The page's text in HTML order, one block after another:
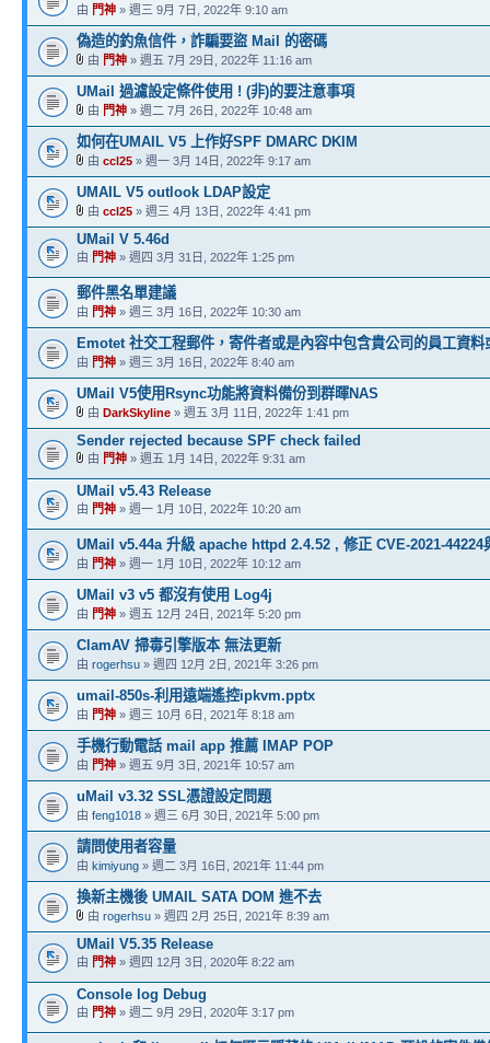
由 門神 » 週三 9月 7日, 2022年 9:10 am
偽造的釣魚信件，詐騙要盜 Mail 的密碼
由 門神 » 週五 7月 29日, 2022年 11:16 am
UMail 過濾設定條件使用 ! (非)的要注意事項
由 門神 » 週二 7月 26日, 2022年 10:48 am
如何在UMAIL V5 上作好SPF DMARC DKIM
由 ccl25 » 週一 3月 14日, 2022年 9:17 am
UMAIL V5 outlook LDAP設定
由 ccl25 » 週三 4月 13日, 2022年 4:41 pm
UMail V 5.46d
由 門神 » 週四 3月 31日, 2022年 1:25 pm
郵件黑名單建議
由 門神 » 週三 3月 16日, 2022年 10:30 am
Emotet 社交工程郵件，寄件者或是內容中包含貴公司的員工資料
由 門神 » 週三 3月 16日, 2022年 8:40 am
UMail V5使用Rsync功能將資料備份到群暉NAS
由 DarkSkyline » 週五 3月 11日, 2022年 1:41 pm
Sender rejected because SPF check failed
由 門神 » 週五 1月 14日, 2022年 9:31 am
UMail v5.43 Release
由 門神 » 週一 1月 10日, 2022年 10:20 am
UMail v5.44a 升級 apache httpd 2.4.52 , 修正 CVE-2021-44224
由 門神 » 週一 1月 10日, 2022年 10:12 am
UMail v3 v5 都沒有使用 Log4j
由 門神 » 週五 12月 24日, 2021年 5:20 pm
ClamAV 掃毒引擎版本 無法更新
由 rogerhsu » 週四 12月 2日, 2021年 3:26 pm
umail-850s-利用遠端遙控ipkvm.pptx
由 門神 » 週三 10月 6日, 2021年 8:18 am
手機行動電話 mail app 推薦 IMAP POP
由 門神 » 週五 9月 3日, 2021年 10:57 am
uMail v3.32 SSL憑證設定問題
由 feng1018 » 週三 6月 30日, 2021年 5:00 pm
請問使用者容量
由 kimiyung » 週二 3月 16日, 2021年 11:44 pm
換新主機後 UMAIL SATA DOM 進不去
由 rogerhsu » 週四 2月 25日, 2021年 8:39 am
UMail V5.35 Release
由 門神 » 週四 12月 3日, 2020年 8:22 am
Console log Debug
由 門神 » 週二 9月 29日, 2020年 3:17 pm